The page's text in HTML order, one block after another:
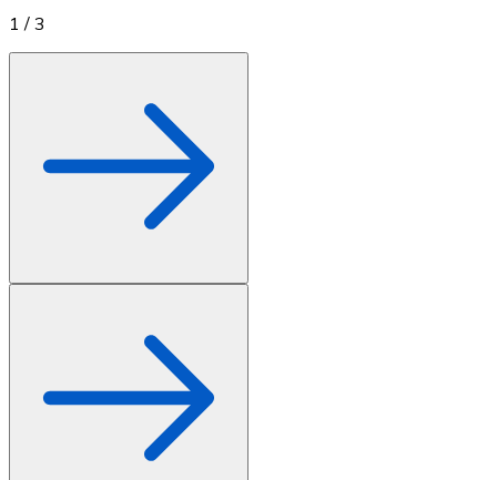
1 / 3